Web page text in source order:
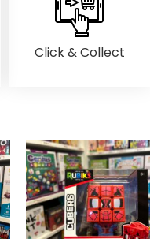
Click & Collect